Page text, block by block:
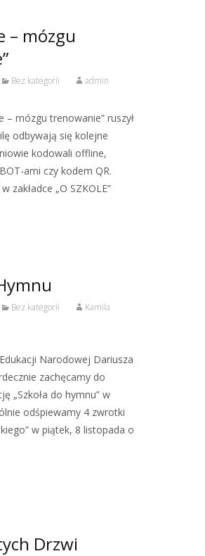
– mózgu
Bez kategorii admin
– mózgu trenowanie” ruszył
odbywają się kolejne
kodowali offline,
ami czy kodem QR.
zakładce „O SZKOLE”
Bez kategorii
Kamila
Narodowej Dariusza
zachęcamy do
„Szkoła do hymnu” w
odśpiewamy 4 zwrotki
w piątek, 8 listopada o
Drzwi